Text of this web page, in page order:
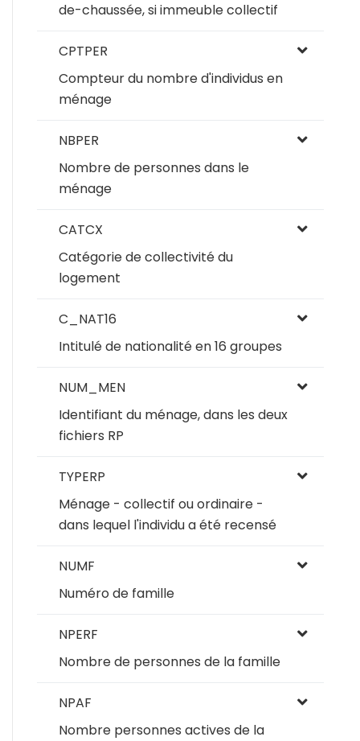
de-chaussée, si immeuble collectif
CPTPER
Compteur du nombre d'individus en
ménage
NBPER
Nombre de personnes dans le
ménage
CATCX
Catégorie de collectivité du
logement
C_NAT16
Intitulé de nationalité en 16 groupes
NUM_MEN
Identifiant du ménage, dans les deux
fichiers RP
TYPERP
Ménage - collectif ou ordinaire -
dans lequel l'individu a été recensé
NUMF
Numéro de famille
NPERF
Nombre de personnes de la famille
NPAF
Nombre personnes actives de la